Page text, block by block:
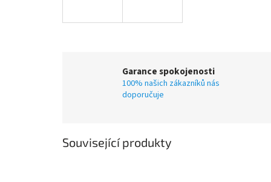
Garance spokojenosti
100% našich zákazníků nás
doporučuje
Související produkty